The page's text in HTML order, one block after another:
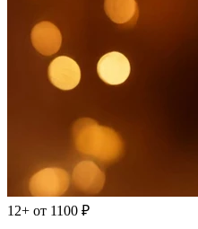
12+ от 1100 ₽